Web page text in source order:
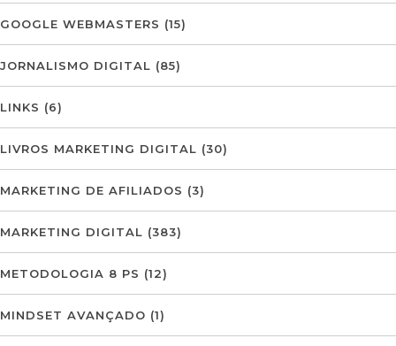
GOOGLE WEBMASTERS (15)
JORNALISMO DIGITAL (85)
LINKS (6)
LIVROS MARKETING DIGITAL (30)
MARKETING DE AFILIADOS (3)
MARKETING DIGITAL (383)
METODOLOGIA 8 PS (12)
MINDSET AVANÇADO (1)